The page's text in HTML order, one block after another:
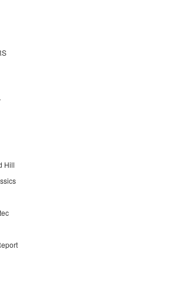
Hill